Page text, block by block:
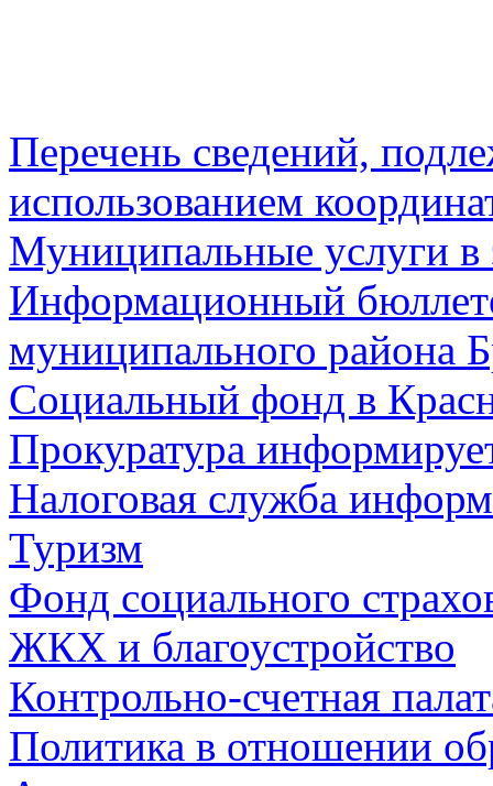
Перечень сведений,
использованием
Муниципальные услуги в
Информационный
муниципального района
Социальный фонд в
Прокуратура
Налоговая служба
Туризм
Фонд социального
ЖКХ и благоустройство
Контрольно-счетная
Политика в отношении